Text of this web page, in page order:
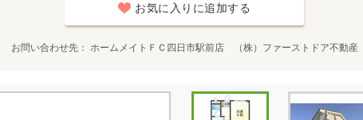
お気に入りに追加する
お問い合わせ先 ホームメイトＦＣ四日市駅前店 （株）ファーストドア不動産